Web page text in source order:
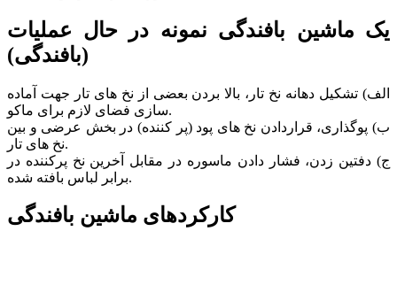
یک ماشین بافندگی نمونه در حال عملیات
(بافندگی)
الف) تشکیل دهانه نخ تار، بالا بردن بعضی از نخ های تار جهت آماده
سازی فضای لازم برای ماکو.
ب) پوگذاری، قراردادن نخ های پود (پر کننده) در بخش عرضی و بین
نخ های تار.
ج) دفتین زدن، فشار دادن ماسوره در مقابل آخرین نخ پرکننده در
برابر لباس بافته شده.
کارکردهای ماشین بافندگی